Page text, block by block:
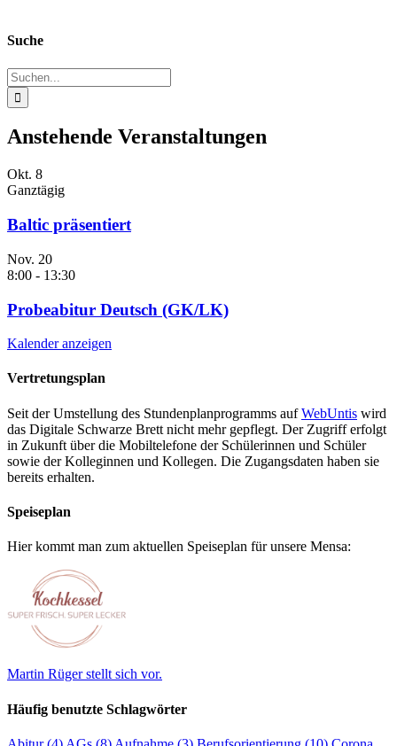
Suche
Suche
nach:
Anstehende Veranstaltungen
Okt. 8
Ganztägig
Baltic präsentiert
Nov. 20
8:00 - 13:30
Probeabitur Deutsch (GK/LK)
Kalender anzeigen
Vertretungsplan
Seit der Umstellung des Stundenplanprogramms aufWebUntis wird
das Digitale Schwarze Brett nicht mehr gepflegt. Der Zugriff erfolgt
in Zukunft über die Mobiltelefone der Schülerinnen und Schüler
sowie der Kolleginnen und Kollegen. Die Zugangsdaten haben sie
bereits erhalten.
Speiseplan
Hier kommt man zum aktuellen Speiseplan für unsere Mensa:
Martin Rüger stellt sich vor.
Häufig benutzte Schlagwörter